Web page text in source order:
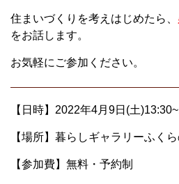
住まいづくりを考えはじめたら、
をお話します。
お気軽にご参加ください。
【日時】2022年4月9日(土
【場所】暮らしギャラリーふく
【参加費】無料・予約制